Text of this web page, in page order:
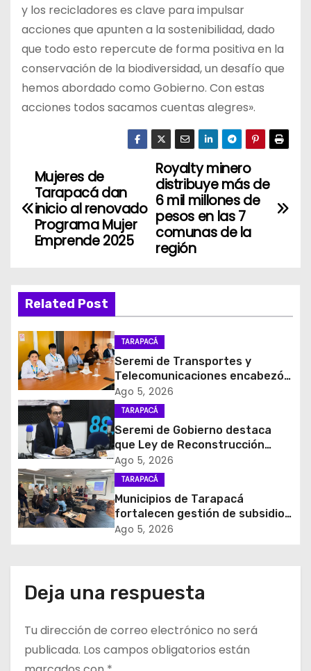
y los recicladores es clave para impulsar
acciones que apunten a la sostenibilidad, dado
que todo esto repercute de forma positiva en la
conservación de la biodiversidad, un desafío que
hemos abordado como Gobierno. Con estas
acciones todos sacamos cuentas alegres».
N
a
g
a
c
i
ó
n
d
e
e
t
a
Royalty minero
distribuye más de
6 mil millones de
pesos en las 7
comunas de la
región
Mujeres de
Tarapacá dan
inicio al renovado
Programa Mujer
Emprende 2025
Related Post
TARAPACÁ
Seremi de Transportes y
Telecomunicaciones encabezó
primera mesa de coordinación
para el retiro de cables en
desuso en Iquique
Ago 5, 2026
TARAPACÁ
Seremi de Gobierno destaca
que Ley de Reconstrucción
Nacional impulsará la inversión
y el empleo en Tarapacá
Ago 5, 2026
TARAPACÁ
Municipios de Tarapacá
fortalecen gestión de subsidios
de agua potable en jornada
Ago 5, 2026
Deja una respuesta
Tu dirección de correo electrónico no será
publicada. Los campos obligatorios están